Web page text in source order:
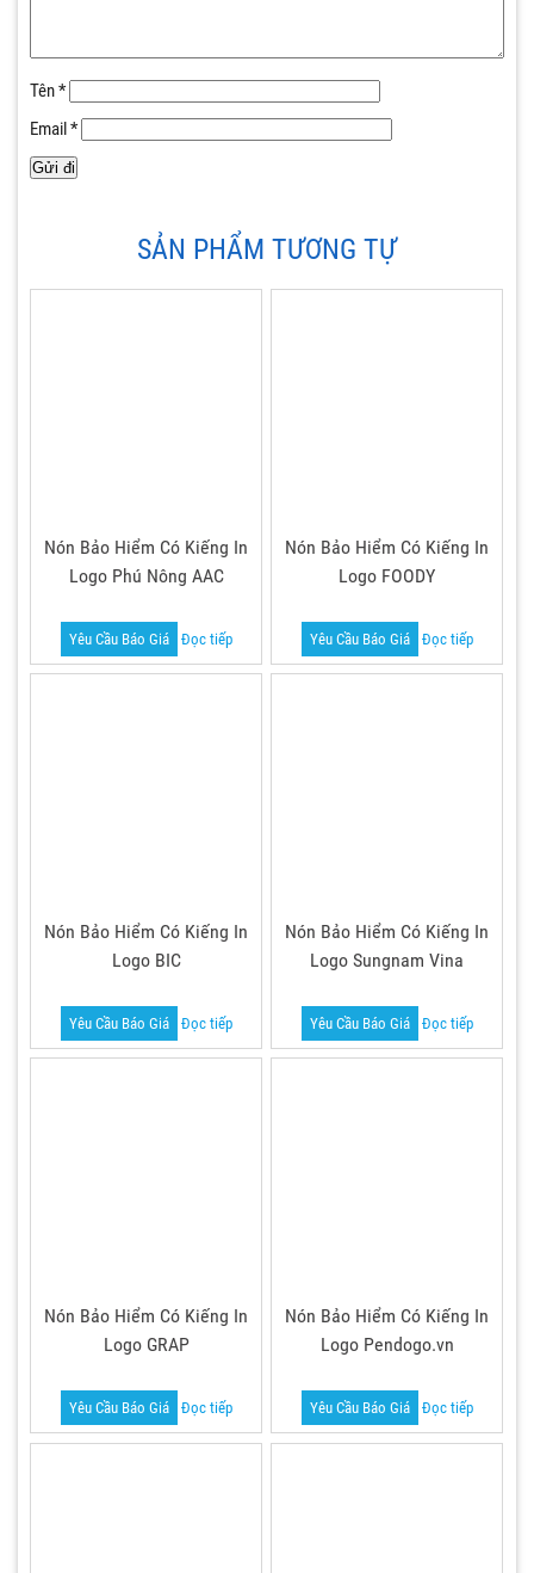
Tên*
Email*
SẢN PHẨM TƯƠNG TỰ
Nón Bảo Hiểm Có Kiếng In
Logo Phú Nông AAC
Yêu Cầu Báo Giá Đọc tiếp
Nón Bảo Hiểm Có Kiếng In
Logo FOODY
Yêu Cầu Báo Giá Đọc tiếp
Nón Bảo Hiểm Có Kiếng In
Logo BIC
Yêu Cầu Báo Giá Đọc tiếp
Nón Bảo Hiểm Có Kiếng In
Logo Sungnam Vina
Yêu Cầu Báo Giá Đọc tiếp
Nón Bảo Hiểm Có Kiếng In
Logo GRAP
Yêu Cầu Báo Giá Đọc tiếp
Nón Bảo Hiểm Có Kiếng In
Logo Pendogo.vn
Yêu Cầu Báo Giá Đọc tiếp